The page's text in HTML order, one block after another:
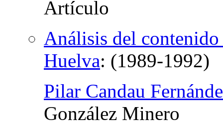
Análisis del
Huelva: (1989-1992)
Pilar Candau
González Minero